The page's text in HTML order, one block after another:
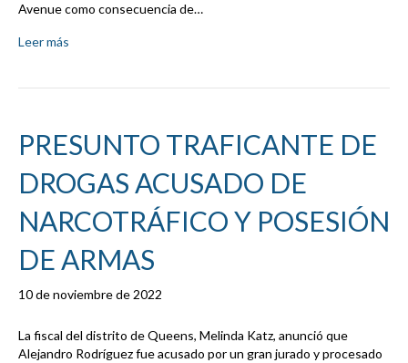
Avenue como consecuencia de…
Leer más
PRESUNTO TRAFICANTE DE
DROGAS ACUSADO DE
NARCOTRÁFICO Y POSESIÓN
DE ARMAS
10 de noviembre de 2022
La fiscal del distrito de Queens, Melinda Katz, anunció que
Alejandro Rodríguez fue acusado por un gran jurado y procesado